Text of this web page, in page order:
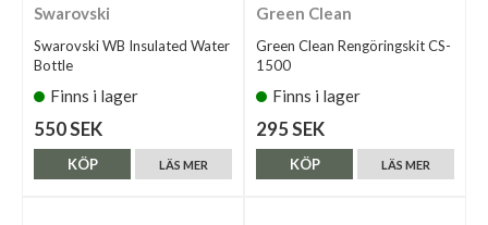
Swarovski
Swarovski WB Insulated Water
Bottle
Finns i lager
550 SEK
LÄS MER
KÖP
Green Clean
Green Clean Rengöringskit CS-
1500
Finns i lager
295 SEK
LÄS MER
KÖP